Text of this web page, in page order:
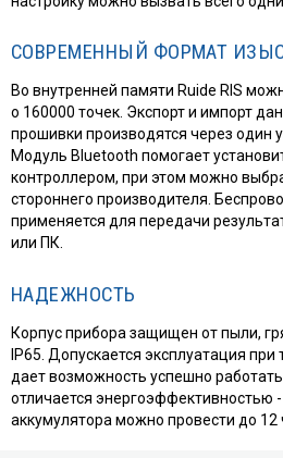
СОВРЕМЕННЫЙ ФОРМАТ
Во внутренней памяти Ruide RIS
о 160000 точек. Экспорт и импорт
прошивки производятся через один
Модуль Bluetooth помогает
контроллером, при этом можно
стороннего производителя.
применяется для передачи
или ПК.
НАДЕЖНОСТЬ
Корпус прибора защищен от пыли,
IP65. Допускается эксплуатация при
дает возможность успешно
отличается энергоэффективностью
аккумулятора можно провести до 12